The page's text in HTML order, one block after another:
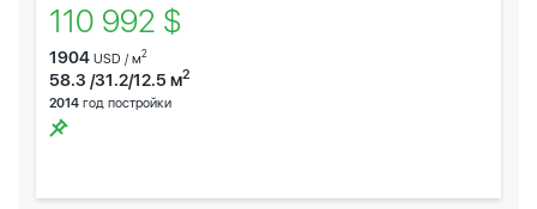
110 992 $
1904 USD / м2
58.3 /31.2/12.5 м2
2014 год постройки